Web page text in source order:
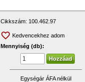
Cikkszám: 100.462.97
Kedvencekhez adom
Mennyiség (db):
Egységár ÁFA nélkül